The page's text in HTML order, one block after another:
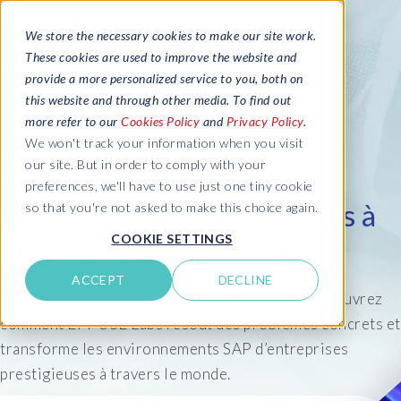
We store the necessary cookies to make our site work.
These cookies are used to improve the website and
provide a more personalized service to you, both on
this website and through other media. To find out
more refer to our Cookies Policy and Privacy Policy.
We won't track your information when you visit
our site. But in order to comply with your
preferences, we'll have to use just one tiny cookie
so that you're not asked to make this choice again.
COOKIE SETTINGS
ACCEPT DECLINE
Comment contribuons-nous à
la réussite de nos clients ?
Consultez les témoignages de nos clients et découvrez
comment EPI-USE Labs résout des problèmes concrets et
transforme les environnements SAP d’entreprises
prestigieuses à travers le monde.